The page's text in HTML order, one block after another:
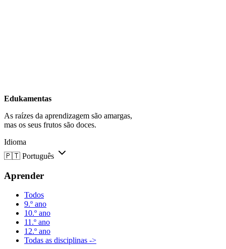
Edukamentas
As raízes da aprendizagem são amargas,
mas os seus frutos são doces.
Idioma
🇵🇹 Português
Aprender
Todos
9.º ano
10.º ano
11.º ano
12.º ano
Todas as disciplinas ->